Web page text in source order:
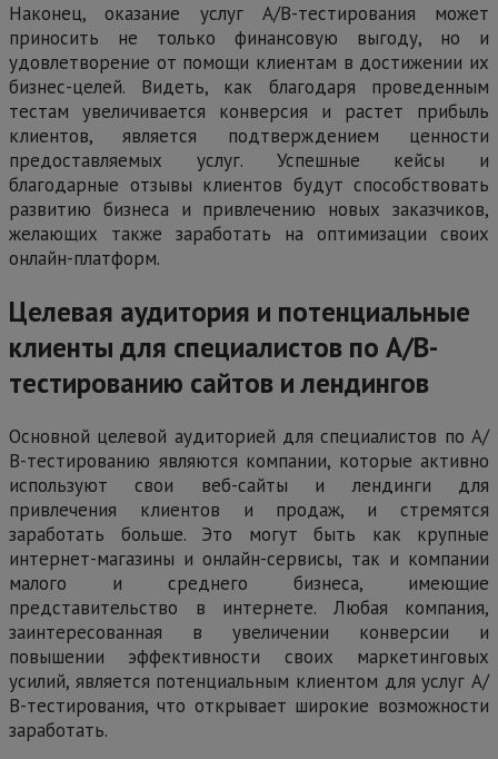
Наконец, оказание услуг А/В-тестирования может
приносить не только финансовую выгоду, но и
удовлетворение от помощи клиентам в достижении их
бизнес-целей. Видеть, как благодаря проведенным
тестам увеличивается конверсия и растет прибыль
клиентов, является подтверждением ценности
предоставляемых услуг. Успешные кейсы и
благодарные отзывы клиентов будут способствовать
развитию бизнеса и привлечению новых заказчиков,
желающих также заработать на оптимизации своих
онлайн-платформ.
Целевая аудитория и потенциальные
клиенты для специалистов по А/В-
тестированию сайтов и лендингов
Основной целевой аудиторией для специалистов по А/
В-тестированию являются компании, которые активно
используют свои веб-сайты и лендинги для
привлечения клиентов и продаж, и стремятся
заработать больше. Это могут быть как крупные
интернет-магазины и онлайн-сервисы, так и компании
малого и среднего бизнеса, имеющие
представительство в интернете. Любая компания,
заинтересованная в увеличении конверсии и
повышении эффективности своих маркетинговых
усилий, является потенциальным клиентом для услуг А/
В-тестирования, что открывает широкие возможности
заработать.